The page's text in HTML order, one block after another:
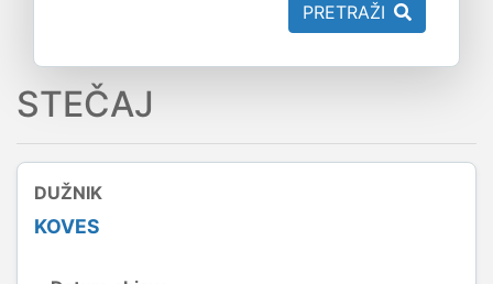
PRETRAŽI
STEČAJ
DUŽNIK
KOVES